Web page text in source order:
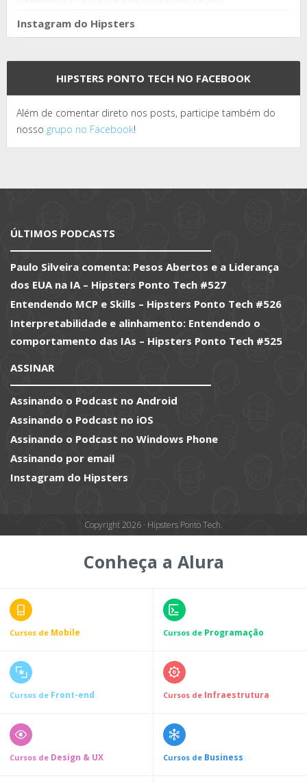
Instagram do Hipsters
HIPSTERS PONTO TECH NO FACEBOOK
Além de comentar direto nos posts, participe também do
nosso grupo no Facebook!
ÚLTIMOS PODCASTS
Paulo Silveira comenta: Pesos Abertos e a Liderança
dos EUA na IA – Hipsters Ponto Tech #527
Entendendo MCP e Skills – Hipsters Ponto Tech #526
Interpretabilidade e alinhamento: Entendendo o
comportamento das IAs – Hipsters Ponto Tech #525
ASSINAR
Assinando o Podcast no Android
Assinando o Podcast no iOS
Assinando o Podcast no Windows Phone
Assinando por email
Instagram do Hipsters
Copyright 2026 · Hipsters Ponto Tech.
Conheça a Alura
Cursos de Mobile Cursos de Programação
Cursos de Front-end Cursos de Infraestrutura
Cursos de Design & UX Cursos de Business